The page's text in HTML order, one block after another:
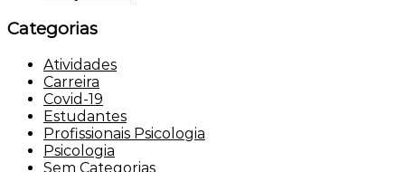
Categorias
Atividades
Carreira
Covid-19
Estudantes
Profissionais Psicologia
Psicologia
Sem Categorias